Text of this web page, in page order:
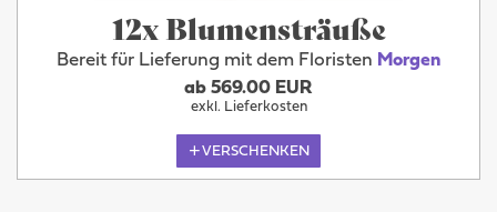
12x Blumensträuße
Bereit für Lieferung mit dem Floristen Morgen
ab 569.00 EUR
exkl. Lieferkosten
VERSCHENKEN